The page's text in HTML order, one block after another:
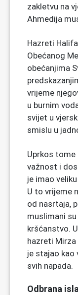
zakletvu na
Ahmedija
Hazreti
Obećanog
obećanjima
vrijeme
u burnim
svijet u
smislu u
Uprkos
važnost i
je imao
U to vrijeme
od nasrtaja,
muslimani
kršćanstvo.
hazreti Mirza
je stajao kao
svih napada.
Odbrana